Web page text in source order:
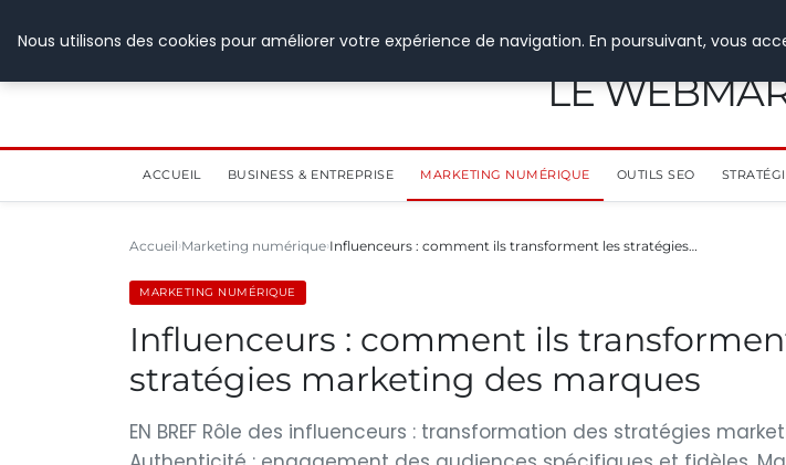
LE
ACCUEIL BUSINESS & ENTREPRISE MARKETING NUMÉRIQUE OUTILS SEO
Accueil Marketing numérique Influenceurs : comment ils transforment les stratégies…
MARKETING NUMÉRIQUE
Influenceurs : comment ils
stratégies marketing des marques
EN BREF Rôle des influenceurs : transformation des stratégies
Nous utilisons des cookies pour améliorer votre expérience de navigation. En poursuivant, vous